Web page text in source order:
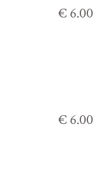
€ 6.00
€ 6.00